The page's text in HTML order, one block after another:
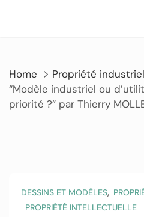
Home
Propriété
“Modèle industriel ou
priorité ?” par Thierry
DESSINS ET MODÈLES,
PROPRIÉTÉ INTELLECTUELLE